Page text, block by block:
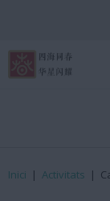
Inici | Activitats |